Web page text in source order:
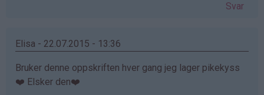
Svar
Elisa - 22.07.2015 - 13:36
Bruker denne oppskriften hver gang jeg lager pikekyss
❤️ Elsker den❤️